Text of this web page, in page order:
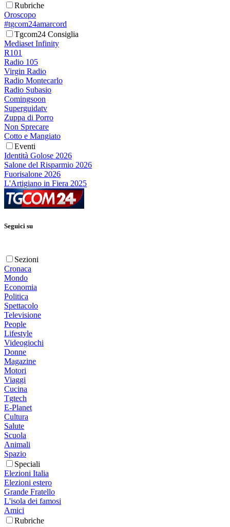
Rubriche
Oroscopo
#tgcom24amarcord
Tgcom24 Consiglia
Mediaset Infinity
R101
Radio 105
Virgin Radio
Radio Montecarlo
Radio Subasio
Comingsoon
Superguidatv
Zuppa di Porro
Non Sprecare
Cotto e Mangiato
Eventi
Identità Golose 2026
Salone del Risparmio 2026
Fuorisalone 2026
L'Artigiano in Fiera 2025
Seguici su
Sezioni
Cronaca
Mondo
Economia
Politica
Spettacolo
Televisione
People
Lifestyle
Videogiochi
Donne
Magazine
Motori
Viaggi
Cucina
Tgtech
E-Planet
Cultura
Salute
Scuola
Animali
Spazio
Speciali
Elezioni Italia
Elezioni estero
Grande Fratello
L'isola dei famosi
Amici
Rubriche